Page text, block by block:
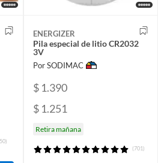
ENERGIZER
Pila especial de litio CR2032
3V
Por SODIMAC
$ 1.390
$ 1.251
Retira mañana
(701)